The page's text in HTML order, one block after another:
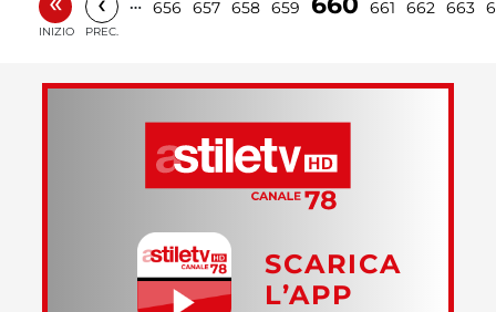
INIZIO PREC.
656 657 658 659 661 662 663
SCARICA
L’APP